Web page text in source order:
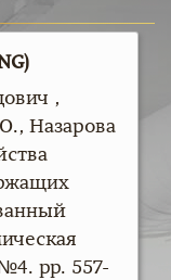
,
Назарова
pp. 557-